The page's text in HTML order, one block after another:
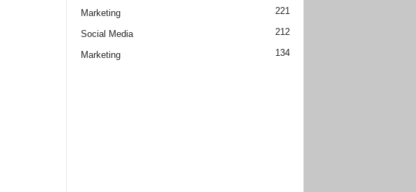
Marketing 221
Social Media 212
Marketing 134